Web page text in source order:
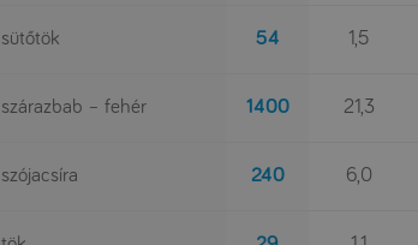
sütőtök 54 1,5
szárazbab – fehér 1400 21,3
szójacsíra 240 6,0